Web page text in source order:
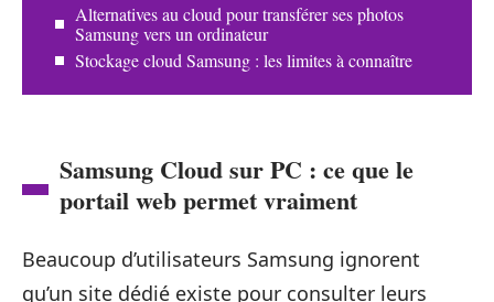
Alternatives au cloud pour transférer ses photos
Samsung vers un ordinateur
Stockage cloud Samsung : les limites à connaître
Samsung Cloud sur PC : ce que le
portail web permet vraiment
Beaucoup d’utilisateurs Samsung ignorent
qu’un site dédié existe pour consulter leurs